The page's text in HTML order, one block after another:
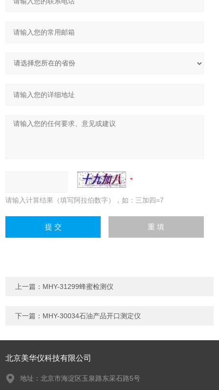
请输入计算结果（填写阿拉伯数字），如：三加四=7
上一篇： MHY-31299蜂蜜检测仪
下一篇： MHY-30034石油产品开口测定仪
北京美华仪科技有限公司
地址：北京市海淀区玉泉路东采石路5号